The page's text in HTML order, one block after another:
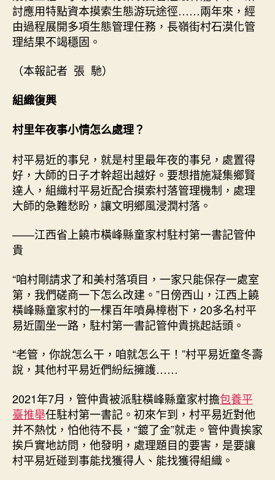
討應用特點資本摸索生態游玩途徑……兩年來，經
由過程展開多項生態管理任務，長嶺街村石漠化管
理結果不竭穩固。
（本報記者 張 馳）
組織復興
村里年夜事小情怎么處理？
村平易近的事兒，就是村里最年夜的事兒，處置得
好，大師的日子才幹超出越好。要想措施凝集鄉賢
達人，組織村平易近配合摸索村落管理機制，處理
大師的急難愁盼，讓文明鄉風浸潤村落。
——江西省上饒市橫峰縣童家村駐村第一書記管仲
貴
“咱村剛請求了和美村落項目，一家只能保存一處室
第，我們磋商一下怎么改建。”日傍西山，江西上饒
橫峰縣童家村的一棵百年噴鼻樟樹下，20多名村平
易近圍坐一路，駐村第一書記管仲貴挑起話頭。
“老管，你說怎么干，咱就怎么干！”村平易近童冬壽
說，其他村平易近們紛紜擁護……
2021年7月，管仲貴被派駐橫峰縣童家村擔包養平
臺推舉任駐村第一書記。初來乍到，村平易近對他
并不熱忱，怕他待不長，“鍍了金”就走。管仲貴挨家
挨戶實地訪問，他發明，處理題目的要害，是要讓
村平易近碰到事能找獲得人、能找獲得組織。